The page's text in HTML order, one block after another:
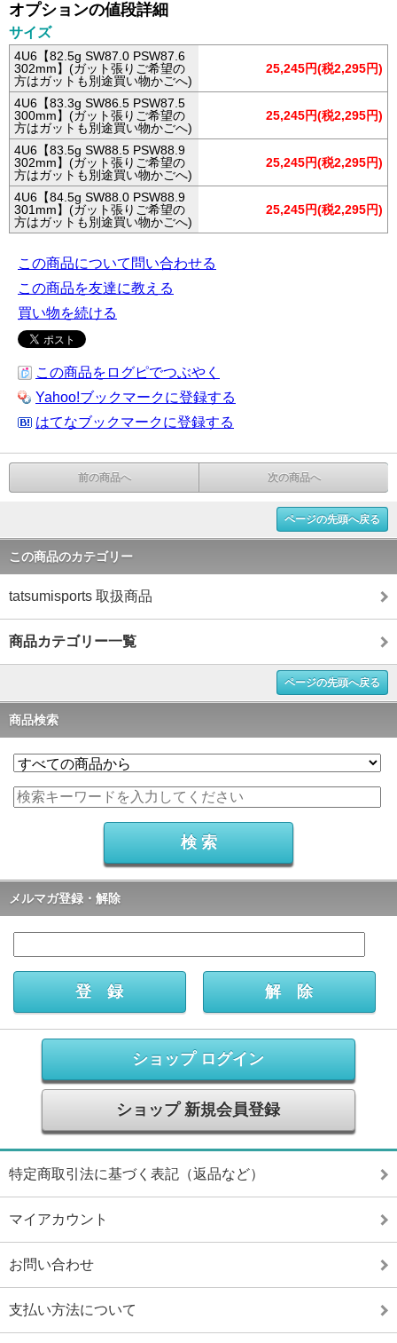
オプションの値段詳細
サイズ
4U6【82.5g SW87.0 PSW87.6
302mm】(ガット張りご希望の
方はガットも別途買い物かごへ)
25,245円(税2,295円)
4U6【83.3g SW86.5 PSW87.5
300mm】(ガット張りご希望の
方はガットも別途買い物かごへ)
25,245円(税2,295円)
4U6【83.5g SW88.5 PSW88.9
302mm】(ガット張りご希望の
方はガットも別途買い物かごへ)
25,245円(税2,295円)
4U6【84.5g SW88.0 PSW88.9
301mm】(ガット張りご希望の
方はガットも別途買い物かごへ)
25,245円(税2,295円)
この商品について問い合わせる
この商品を友達に教える
買い物を続ける
この商品をログピでつぶやく
Yahoo!ブックマークに登録する
はてなブックマークに登録する
前の商品へ 次の商品へ
ページの先頭へ戻る
この商品のカテゴリー
tatsumisports 取扱商品
商品カテゴリー一覧
ページの先頭へ戻る
商品検索
メルマガ登録・解除
ショップ ログイン
ショップ 新規会員登録
特定商取引法に基づく表記（返品など）
マイアカウント
お問い合わせ
支払い方法について